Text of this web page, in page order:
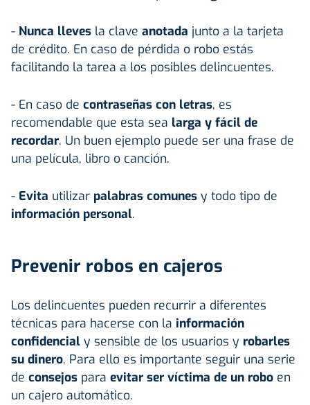
- Nunca lleves la clave anotada junto a la tarjeta
de crédito. En caso de pérdida o robo estás
facilitando la tarea a los posibles delincuentes.
- En caso de contraseñas con letras, es
recomendable que esta sea larga y fácil de
recordar. Un buen ejemplo puede ser una frase de
una película, libro o canción.
- Evita utilizar palabras comunes y todo tipo de
información personal.
Prevenir robos en cajeros
Los delincuentes pueden recurrir a diferentes
técnicas para hacerse con la información
confidencial y sensible de los usuarios y robarles
su dinero. Para ello es importante seguir una serie
de consejos para evitar ser víctima de un robo en
un cajero automático.